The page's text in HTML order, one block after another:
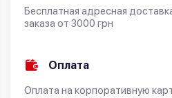
Бесплатная адресная
заказа от 3000 грн
Оплата
Оплата на корпоративную